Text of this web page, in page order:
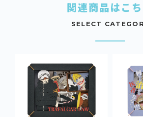
関連商品はこ
SELECT